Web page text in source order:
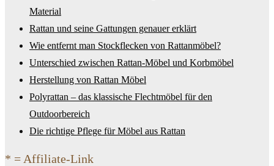
Material
Rattan und seine Gattungen genauer erklärt
Wie entfernt man Stockflecken von Rattanmöbel?
Unterschied zwischen Rattan-Möbel und Korbmöbel
Herstellung von Rattan Möbel
Polyrattan – das klassische Flechtmöbel für den
Outdoorbereich
Die richtige Pflege für Möbel aus Rattan
* = Affiliate-Link